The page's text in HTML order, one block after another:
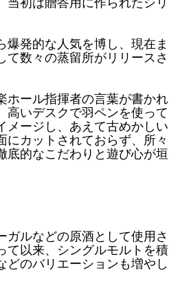
爆発的な人気を博し、現在ま
て数々の蒸留所がリリースさ
ホール指揮者の言葉が書かれ
高いデスクで羽ペンを使って
メージし、あえて古めかしい
カットされておらず、所々
底的なこだわりと遊び心が垣
ガルなどの原酒として使用さ
て以来、シングルモルトを積
どのバリエーションも増やし